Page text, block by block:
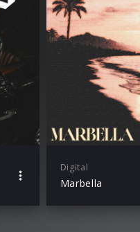
Digital
Marbella